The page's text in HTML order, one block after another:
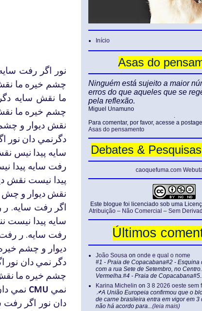
نور اگر رفت
چشم خيره ما
ما نقش سايه دگر
چشم خيره ما
نقش ديوار و
دگرنمي دان نور
سايه پيدا نيس
رفت سايه پيدا
پيدا نيست نقش
نقش ديوار و چش
اگر رفت سايه. ر
سايه پيدا نيست
رفت سايه. ر
ديوار و چشم
دگر نمي دان نور
چشم خيره ما
نمي CMU نمي
دان نور اگر رفت
Início
Asas do
Ninguém está sujeito a maior
erros do que aqueles que se
pela reflexão.
Miguel Unamuno
.
Para comentar, por favor, acesse a
Asas do pensamento
Debates &
caoquefuma.com
Este blogue foi licenciado sob uma
Atribuição – Não Comercial – Sem
Últimos
João Sousa on onde e qual o nome
#1 - Praia de Copacabana#2 - Esquina
com a rua Sete de Setembro, no
Vermelha.#4 - Praia de
Karina Michelin on 3 8 2026 oeste sem
📌A União Europeia confirmou que o
de carne brasileira entra em vigor em 3
não há acordo para...(leia mais)